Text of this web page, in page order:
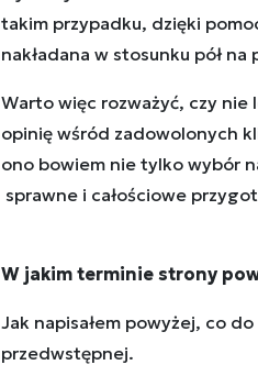
takim przypadku, dzięki
nakładana w stosunku pół na
Warto więc rozważyć, czy
opinię wśród zadowolonych
ono bowiem nie tylko wybór
sprawne i całościowe
W jakim terminie strony
Jak napisałem powyżej, co
przedwstępnej.